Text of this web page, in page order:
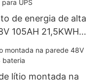
de energia de alta
105AH 21,5KWH
lítio montada na